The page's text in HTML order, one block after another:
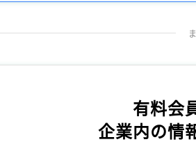
有料会
企業内の情